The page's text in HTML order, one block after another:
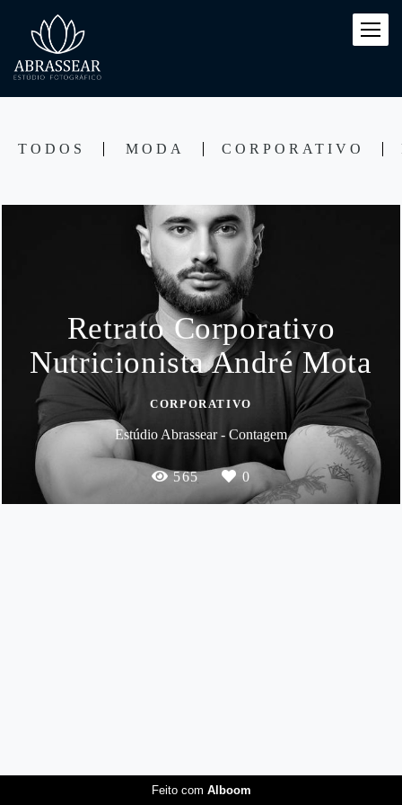
TODOS MODA CORPORATIVO
Retrato Corporativo
Nutricionista André Mota
CORPORATIVO
Estúdio Abrassear - Contagem
565 0
Feito com Alboom